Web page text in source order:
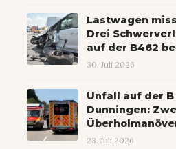
Lastwagen
Drei
auf der B462
30. Juli 2026
Unfall auf der B
Dunningen:
23. Juli 2026